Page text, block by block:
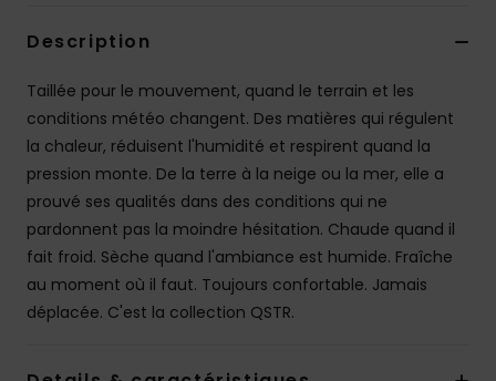
Description
Taillée pour le mouvement, quand le terrain et les
conditions météo changent. Des matières qui régulent
la chaleur, réduisent l'humidité et respirent quand la
pression monte. De la terre à la neige ou la mer, elle a
prouvé ses qualités dans des conditions qui ne
pardonnent pas la moindre hésitation. Chaude quand il
fait froid. Sèche quand l'ambiance est humide. Fraîche
au moment où il faut. Toujours confortable. Jamais
déplacée. C'est la collection QSTR.